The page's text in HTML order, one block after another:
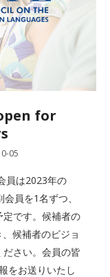
for
05
員は2023年の
員を1名ずつ、
です。候補者の
候補者のビジョ
さい。会員の皆
をお送りいたし